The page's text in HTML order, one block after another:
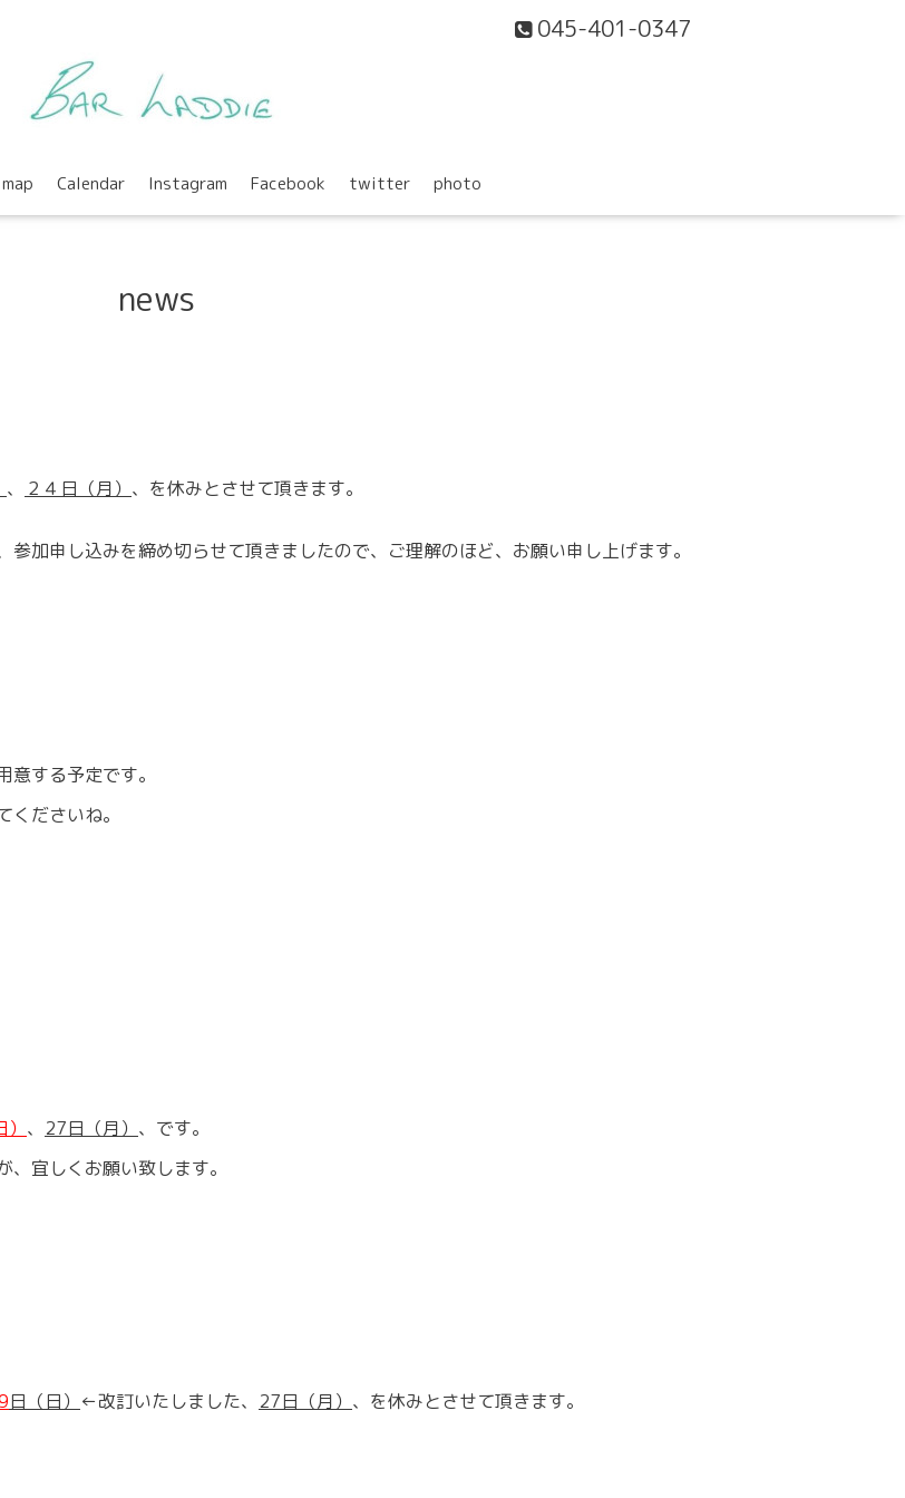
045-401-0347
Calendar Instagram Facebook twitter photo
news
、 ２４ 日（月） 、を休みとさせて頂きます。
加申し込みを締め切らせて頂きましたので、ご理解のほど、お願い申し上げます。
する予定です。
ださいね。
、 27日（月） 、です。
宜しくお願い致します。
日 （日） ←改訂いたしました、 27日（月） 、を休みとさせて頂きます。